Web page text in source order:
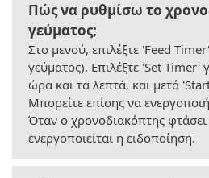
Πώς να ρυθμίσω το
γεύματος;
Στο μενού, επιλέξτε 'Feed
γεύματος). Επιλέξτε 'Set Timer'
ώρα και τα λεπτά, και μετά
Μπορείτε επίσης να
Όταν ο χρονοδιακόπτης
ενεργοποιείται η ειδοποίηση.